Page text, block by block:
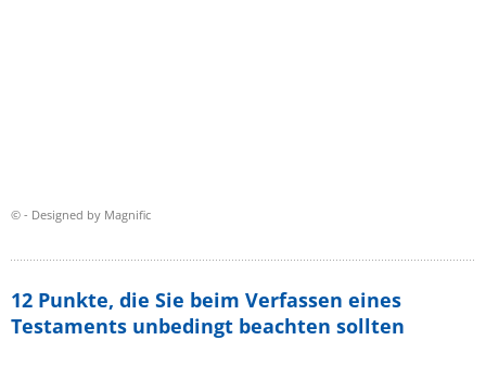
© - Designed by Magnific
12 Punkte, die Sie beim Verfassen eines
Testaments unbedingt beachten sollten